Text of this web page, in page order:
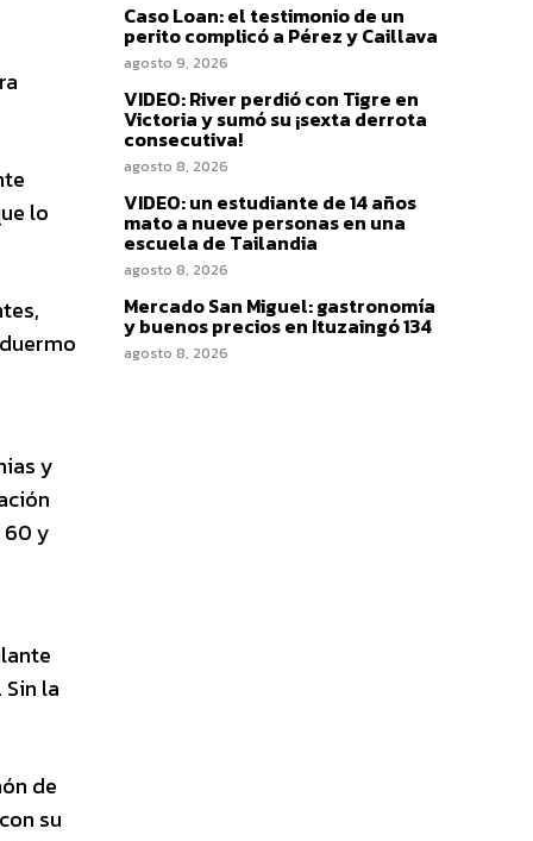
lo
y
60 y
la
de
su
Caso Loan: el testimonio de un
perito complicó a Pérez y Caillava
agosto 9, 2026
VIDEO: River perdió con Tigre en
Victoria y sumó su ¡sexta derrota
consecutiva!
agosto 8, 2026
VIDEO: un estudiante de 14 años
mato a nueve personas en una
escuela de Tailandia
agosto 8, 2026
Mercado San Miguel: gastronomía
y buenos precios en Ituzaingó 134
agosto 8, 2026